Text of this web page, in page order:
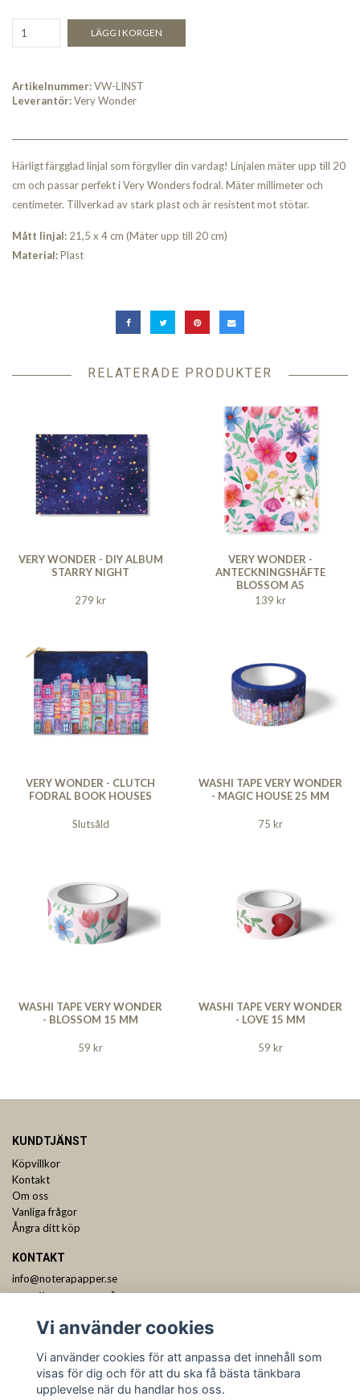
LÄGG I KORGEN
Artikelnummer:VW-LINST
Leverantör:Very Wonder
Härligt färgglad linjal som förgyller din vardag! Linjalen mäter upp till 20
cm och passar perfekt i Very Wonders fodral. Mäter millimeter och
centimeter. Tillverkad av stark plast och är resistent mot stötar.
Mått linjal: 21,5 x 4 cm (Mäter upp till 20 cm)
Material:Plast
RELATERADE PRODUKTER
VERY WONDER - DIY ALBUM
STARRY NIGHT
279 kr
VERY WONDER -
ANTECKNINGSHÄFTE
BLOSSOM A5
139 kr
VERY WONDER - CLUTCH
FODRAL BOOK HOUSES
Slutsåld
WASHI TAPE VERY WONDER
- MAGIC HOUSE 25 MM
75 kr
WASHI TAPE VERY WONDER
- BLOSSOM 15 MM
59 kr
WASHI TAPE VERY WONDER
- LOVE 15 MM
59 kr
KUNDTJÄNST
Köpvillkor
Kontakt
Om oss
Vanliga frågor
Ångra ditt köp
KONTAKT
info@noterapapper.se
Vi använder cookies
Vi använder cookies för att anpassa det innehåll som
visas för dig och för att du ska få bästa tänkbara
upplevelse när du handlar hos oss.